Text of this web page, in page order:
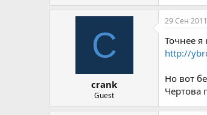
C
crank
Guest
29 Сен 2011
Точнее я
http://
Но вот
Чертова